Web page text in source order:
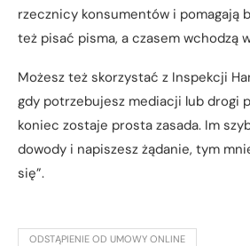
rzecznicy konsumentów i pomagają
też pisać pisma, a czasem wchodzą
Możesz też skorzystać z Inspekcji
gdy potrzebujesz mediacji lub drogi
koniec zostaje prosta zasada. Im
dowody i napiszesz żądanie, tym
się”.
ODSTĄPIENIE OD UMOWY ONLINE